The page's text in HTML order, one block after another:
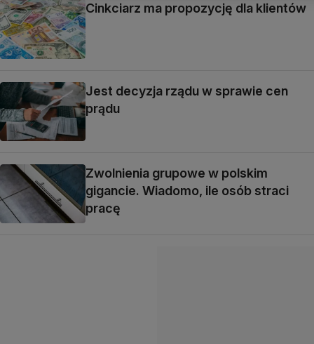
Cinkciarz ma propozycję dla klientów
Jest decyzja rządu w sprawie cen
prądu
Zwolnienia grupowe w polskim
gigancie. Wiadomo, ile osób straci
pracę